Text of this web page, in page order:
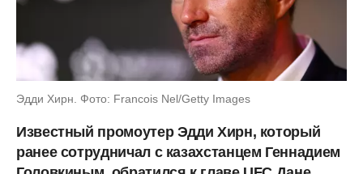
Эдди Хирн. Фото: Francois Nel/Getty Images
Известный промоутер Эдди Хирн, который
ранее сотрудничал с казахстанцем Геннадием